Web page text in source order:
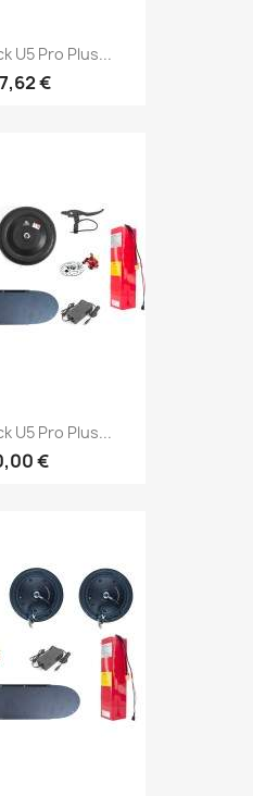
U5 Pro Plus...
€
U5 Pro Plus...
€